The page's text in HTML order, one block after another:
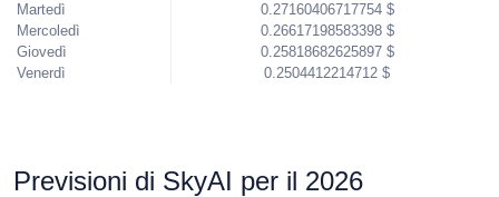
Martedì
Mercoledì
Giovedì
Venerdì
0.27160406717754 $
0.26617198583398 $
0.25818682625897 $
0.2504412214712 $
Previsioni di SkyAI per il 2026